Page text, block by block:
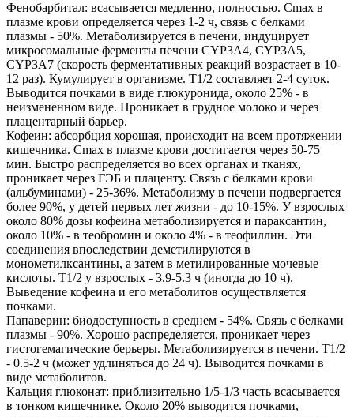
Фенобарбитал: всасывается медленно, полностью. Cmax в
плазме крови определяется через 1-2 ч, связь с белками
плазмы - 50%. Метаболизируется в печени, индуцирует
микросомальные ферменты печени CYP3A4, CYP3A5,
CYP3A7 (скорость ферментативных реакций возрастает в 10-
12 раз). Кумулирует в организме. T1/2 составляет 2-4 суток.
Выводится почками в виде глюкуронида, около 25% - в
неизмененном виде. Проникает в грудное молоко и через
плацентарный барьер.
Кофеин: абсорбция хорошая, происходит на всем протяжении
кишечника. Cmax в плазме крови достигается через 50-75
мин. Быстро распределяется во всех органах и тканях,
проникает через ГЭБ и плаценту. Связь с белками крови
(альбуминами) - 25-36%. Метаболизму в печени подвергается
более 90%, у детей первых лет жизни - до 10-15%. У взрослых
около 80% дозы кофеина метаболизируется и параксантин,
около 10% - в теобромин и около 4% - в теофиллин. Эти
соединения впоследствии деметилируются в
монометилксантины, а затем в метилированные мочевые
кислоты. T1/2 у взрослых - 3.9-5.3 ч (иногда до 10 ч).
Выведение кофеина и его метаболитов осуществляется
почками.
Папаверин: биодоступность в среднем - 54%. Связь с белками
плазмы - 90%. Хорошо распределяется, проникает через
гистогемагические берьеры. Метаболизируется в печени. T1/2
- 0.5-2 ч (может удлиняться до 24 ч). Выводится почками в
виде метаболитов.
Кальция глюконат: приблизительно 1/5-1/3 часть всасывается
в тонком кишечнике. Около 20% выводится почками,